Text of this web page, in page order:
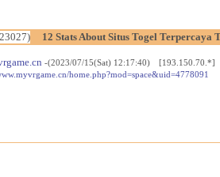
12 Stats About Situs Togel Terpercaya
-(2023/07/15(Sat) 12:17:40) [193.150.70.*]
home.php?mod=space&uid=4778091